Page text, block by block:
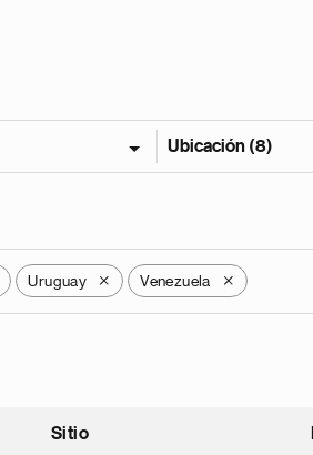
Ubicación (8)
Uruguay X Venezuela X
Sitio